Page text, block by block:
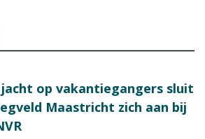
jacht op vakantiegangers sluit
Maastricht zich aan bij